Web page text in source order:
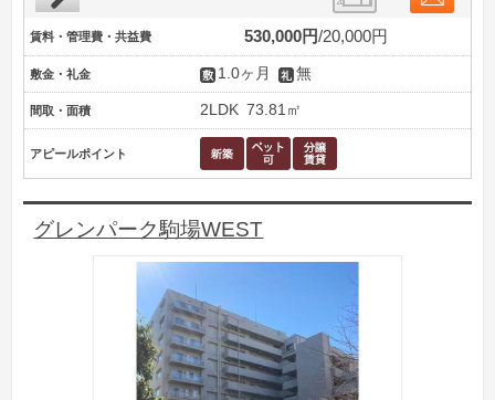
賃料・管理費・共益費 530,000円 20,000円
敷金・礼金 1.0ヶ月 無
間取・面積 2LDK 73.81㎡
アピールポイント
グレンパーク駒場WEST